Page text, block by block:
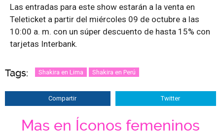
Las entradas para este show estarán a la venta en
Teleticket a partir del miércoles 09 de octubre a las
10:00 a. m. con un súper descuento de hasta 15% con
tarjetas Interbank.
Tags: Shakira en Lima Shakira en Perú
Compartir Twitter
Mas en Íconos femeninos